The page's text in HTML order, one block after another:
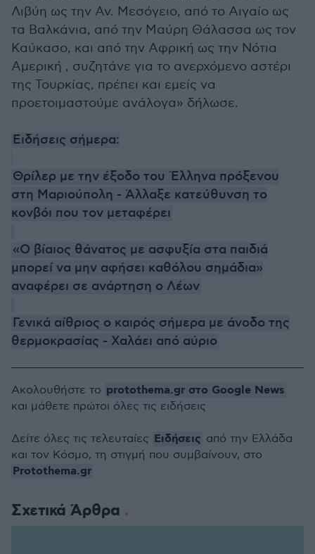
Λιβύη ως την Αν. Μεσόγειο, από το Αιγαίο ως
τα Βαλκάνια, από την Μαύρη Θάλασσα ως τον
Καύκασο, και από την Αφρική ως την Νότια
Αμερική , συζητάνε για το ανερχόμενο αστέρι
της Τουρκίας, πρέπει και εμείς να
προετοιμαστούμε ανάλογα» δήλωσε.
Ειδήσεις σήμερα:
Θρίλερ με την έξοδο του Έλληνα πρόξενου
στη Μαριούπολη - Άλλαξε κατεύθυνση το
κονβόι που τον μεταφέρει
«Ο βίαιος θάνατος με ασφυξία στα παιδιά
μπορεί να μην αφήσει καθόλου σημάδια»
αναφέρει σε ανάρτηση ο Λέων
Γενικά αίθριος ο καιρός σήμερα με άνοδο της
θερμοκρασίας - Χαλάει από αύριο
Σχετικά Άρθρα
Ακολουθήστε το protothema.gr στο Google News
και μάθετε πρώτοι όλες τις ειδήσεις
Δείτε όλες τις τελευταίες Ειδήσεις από την Ελλάδα
και τον Κόσμο, τη στιγμή που συμβαίνουν, στο
Protothema.gr